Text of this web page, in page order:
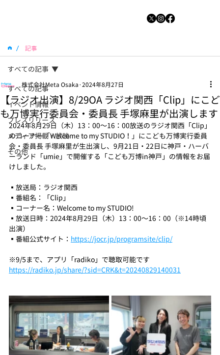
/ 記事
すべての記事
イベント情報
プレスリリース
メディア掲載・放映
その他
すべての記事
【ラジオ出演】8/29OA ラジオ関西「Clip」にこど
も万博実行委員会・委員長 手塚麻里が出演します
株式会社Meta Osaka 2024年8月27日
2024年8月29日（木）13：00〜16：00放送のラジオ関西「Clip」
のコーナー「Welcome to my STUDIO！」にこども万博実行委員
会・委員長 手塚麻里が生出演し、9月21日・22日に神戸・ハーバ
ーランド「umie」で開催する「こども万博in神戸」の情報をお届
けしました。
▪️放送局：ラジオ関西
▪️番組名：「Clip」
▪️コーナー名：Welcome to my STUDIO!
▪️放送日時：2024年8月29日（木）13：00〜16：00（※14時頃
出演）
▪️番組公式サイト： https://jocr.jp/programsite/clip/
※9/5まで、アプリ「radiko」で聴取可能です
https://radiko.jp/share/?sid=CRK&t=20240829140031